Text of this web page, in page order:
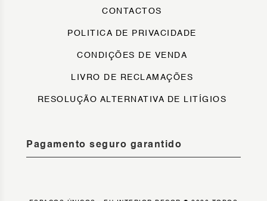
CONTACTOS
POLITICA DE PRIVACIDADE
CONDIÇÕES DE VENDA
LIVRO DE RECLAMAÇÕES
RESOLUÇÃO ALTERNATIVA DE LITÍGIOS
Pagamento seguro garantido